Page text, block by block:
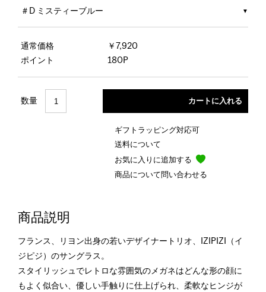
＃D ミスティーブルー
通常価格
￥7,920
ポイント
180P
数量
ギフトラッピング対応可
送料について
お気に入りに追加する
商品について問い合わせる
商品説明
フランス、リヨン出身の若いデザイナートリオ、IZIPIZI（イ
ジピジ）のサングラス。
スタイリッシュでレトロな雰囲気のメガネはどんな形の顔に
もよく似合い、優しい手触りに仕上げられ、柔軟なヒンジが